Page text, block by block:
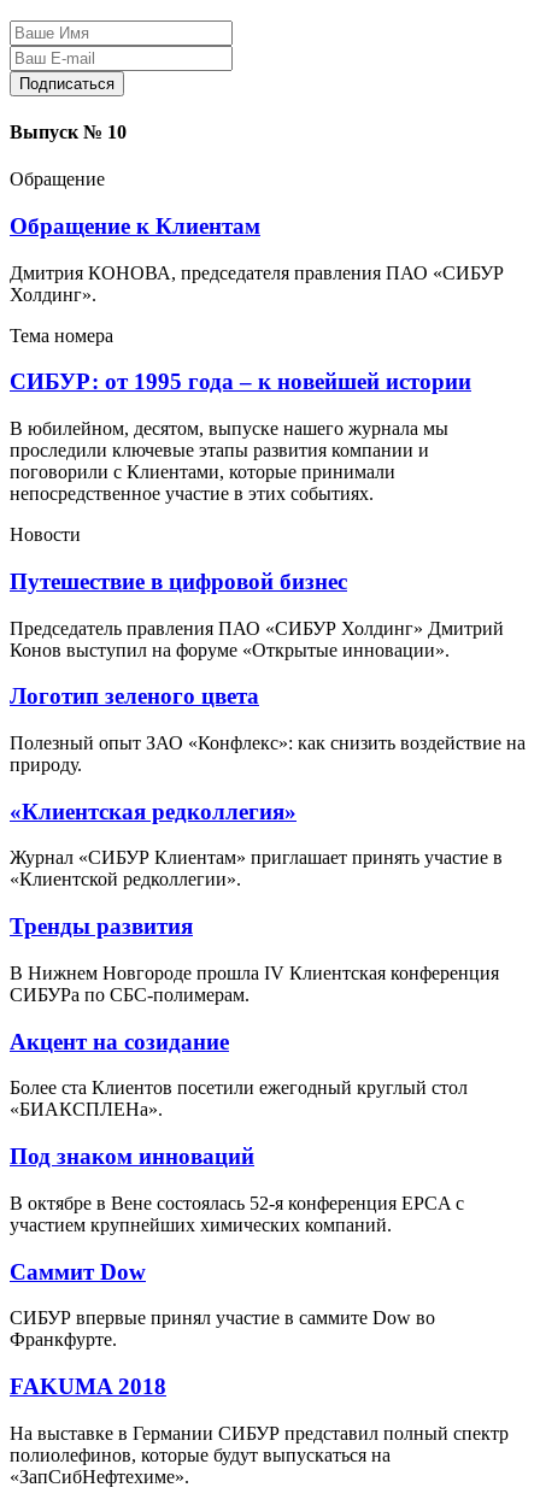
Выпуск № 10
Обращение
Обращение к Клиентам
Дмитрия КОНОВА, председателя правления ПАО «СИБУР
Холдинг».
Тема номера
СИБУР: от 1995 года – к новейшей истории
В юбилейном, десятом, выпуске нашего журнала мы
проследили ключевые этапы развития компании и
поговорили с Клиентами, которые принимали
непосредственное участие в этих событиях.
Новости
Путешествие в цифровой бизнес
Председатель правления ПАО «СИБУР Холдинг» Дмитрий
Конов выступил на форуме «Открытые инновации».
Логотип зеленого цвета
Полезный опыт ЗАО «Конфлекс»: как снизить воздействие на
природу.
«Клиентская редколлегия»
Журнал «СИБУР Клиентам» приглашает принять участие в
«Клиентской редколлегии».
Тренды развития
В Нижнем Новгороде прошла IV Клиентская конференция
СИБУРа по СБС-полимерам.
Акцент на созидание
Более ста Клиентов посетили ежегодный круглый стол
«БИАКСПЛЕНа».
Под знаком инноваций
В октябре в Вене состоялась 52-я конференция EPCA с
участием крупнейших химических компаний.
Саммит Dow
СИБУР впервые принял участие в саммите Dow во
Франкфурте.
FAKUMA 2018
На выставке в Германии СИБУР представил полный спектр
полиолефинов, которые будут выпускаться на
«ЗапСибНефтехиме».